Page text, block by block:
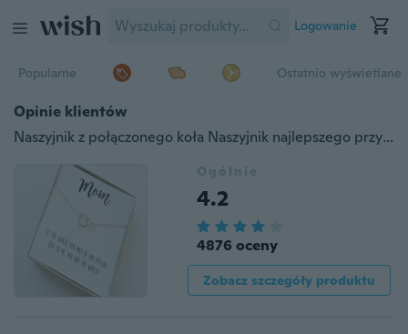
Logowanie
Popularne Ostatnio wyświetlane
Opinie klientów
Naszyjnik z połączonego koła Naszyjnik najlepszego przyjaciela Naszyjnik minimalistyczny z warstwami złota Przyjaźń Biżuteria Prezent dla mamy
Ogólnie
4.2
4876 oceny
Zobacz szczegóły produktu